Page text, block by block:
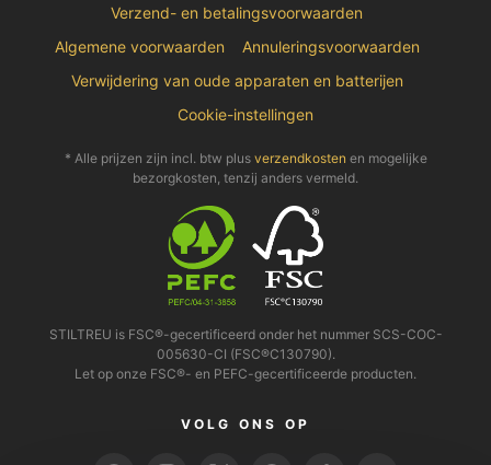
Verzend- en betalingsvoorwaarden
Algemene voorwaarden
Annuleringsvoorwaarden
Verwijdering van oude apparaten en batterijen
Cookie-instellingen
* Alle prijzen zijn incl. btw plus verzendkosten en mogelijke
bezorgkosten, tenzij anders vermeld.
STILTREU is FSC®-gecertificeerd onder het nummer SCS-COC-
005630-CI (FSC®C130790).
Let op onze FSC®- en PEFC-gecertificeerde producten.
VOLG ONS OP